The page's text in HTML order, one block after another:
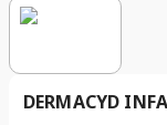
DERMACYD